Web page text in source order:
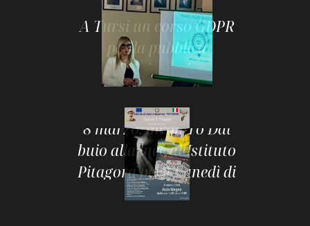
MOSTRA
A Tursi un corso GDPR
per la pubblica
amministrazione
8 marzo, incontro Dal
buio alla luce allIstituto
Pitagora per I Lunedì di
Pitagora